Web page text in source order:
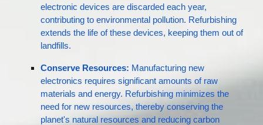
electronic devices are discarded each year,
contributing to environmental pollution. Refurbishing
extends the life of these devices, keeping them out of
landfills.
Conserve Resources: Manufacturing new
electronics requires significant amounts of raw
materials and energy. Refurbishing minimizes the
need for new resources, thereby conserving the
planet's natural resources and reducing carbon